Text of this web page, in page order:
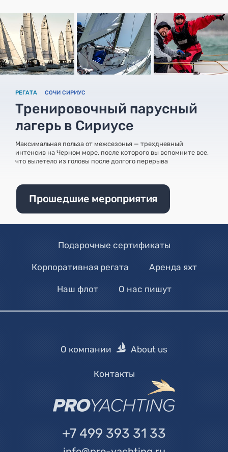
РЕГАТА СОЧИ СИРИУС
Тренировочный парусный
лагерь в Сириусе
Максимальная польза от межсезонья — трехдневный
интенсив на Черном море, после которого вы вспомните все,
что вылетело из головы после долгого перерыва
Прошедшие мероприятия
Подарочные сертификаты
Корпоративная регата Аренда яхт
Наш флот О нас пишут
О компании About us
Контакты
+7 499 393 31 33